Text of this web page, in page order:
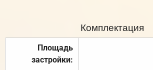
Комплектация
Площадь
застройки: